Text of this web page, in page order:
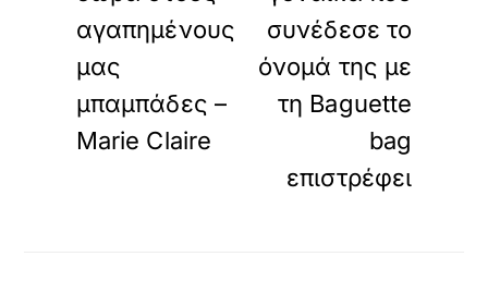
αγαπημένους
μας
μπαμπάδες –
Marie Claire
συνέδεσε το
όνομά της με
τη Baguette
bag
επιστρέφει